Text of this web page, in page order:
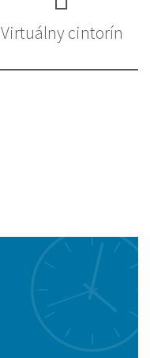
Virtuálny cintorín